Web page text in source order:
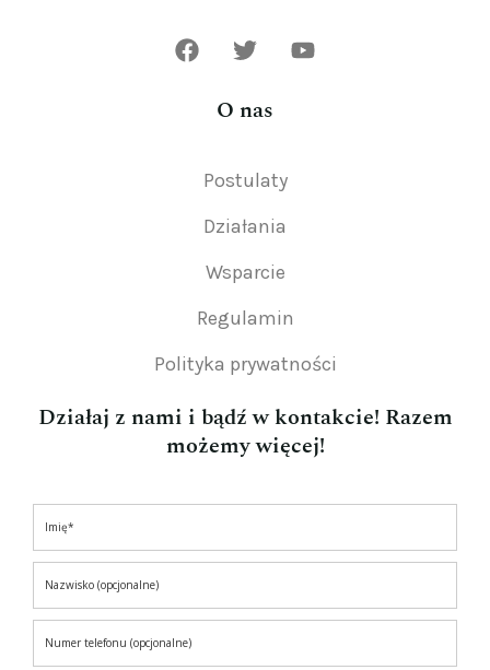
O nas
Postulaty
Działania
Wsparcie
Regulamin
Polityka prywatności
Działaj z nami i bądź w kontakcie! Razem
możemy więcej!